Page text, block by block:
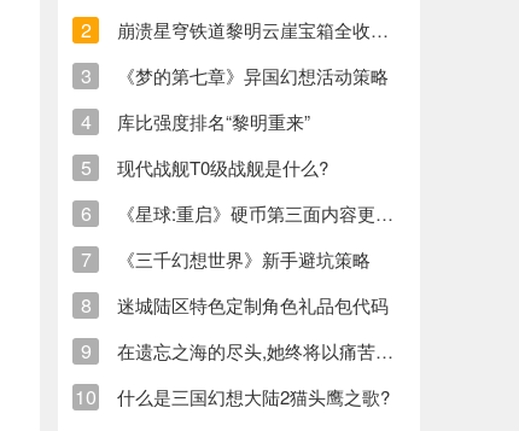
2 崩溃星穹铁道黎明云崖宝箱全收集策略与崩铁玩家分享
3 《梦的第七章》异国幻想活动策略
4 库比强度排名“黎明重来”
5 现代战舰T0级战舰是什么?
6 《星球:重启》硬币第三面内容更新清单
7 《三千幻想世界》新手避坑策略
8 迷城陆区特色定制角色礼品包代码
9 在遗忘之海的尽头,她终将以痛苦创造新的生命
10 什么是三国幻想大陆2猫头鹰之歌?